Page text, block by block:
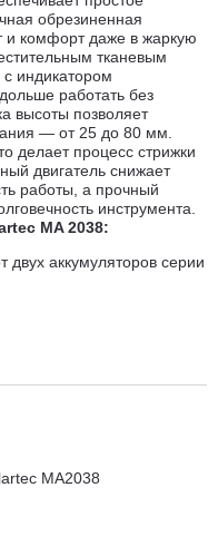
обрезиненная
и комфорт даже в жаркую
тканевым
индикатором
работать без
высоты позволяет
— от 25 до 80 мм.
делает процесс стрижки
двигатель снижает
работы, а прочный
инструмента.
MA 2038:
двух аккумуляторов серии
диапазон от 25 до 80
MA2038